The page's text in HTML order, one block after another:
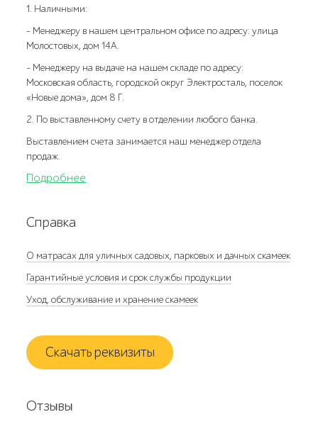
1. Наличными:
- Менеджеру в нашем центральном офисе по адресу: улица
Молостовых, дом 14А.
- Менеджеру на выдаче на нашем складе по адресу:
Московская область, городской округ Электросталь, поселок
«Новые дома», дом 8 Г.
2. По выставленному счету в отделении любого банка.
Выставлением счета занимается наш менеджер отдела
продаж.
Подробнее
Справка
О матрасах для уличных садовых, парковых и дачных скамеек
Гарантийные условия и срок службы продукции
Уход, обслуживание и хранение скамеек
Скачать реквизиты
Отзывы